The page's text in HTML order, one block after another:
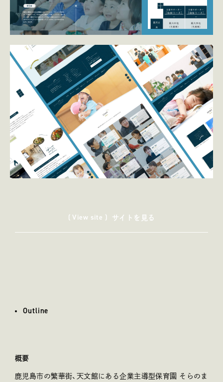
サイトを見る
( View site )
アウトライン
Outline
概要
鹿児島市の繁華街、天文館にある企業主導型保育園 そらのま